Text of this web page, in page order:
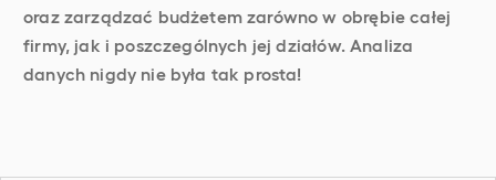
oraz zarządzać budżetem zarówno w obrębie całej
firmy, jak i poszczególnych jej działów. Analiza
danych nigdy nie była tak prosta!